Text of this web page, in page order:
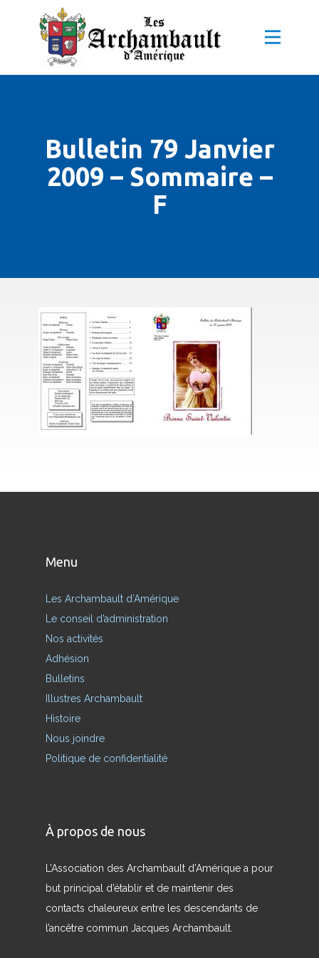
Bulletin 79 Janvier
2009 – Sommaire –
F
Menu
Les Archambault d’Amérique
Le conseil d’administration
Nos activités
Adhésion
Bulletins
Illustres Archambault
Histoire
Nous joindre
Politique de confidentialité
À propos de nous
L’Association des Archambault d’Amérique a pour
but principal d’établir et de maintenir des
contacts chaleureux entre les descendants de
l’ancêtre commun Jacques Archambault.